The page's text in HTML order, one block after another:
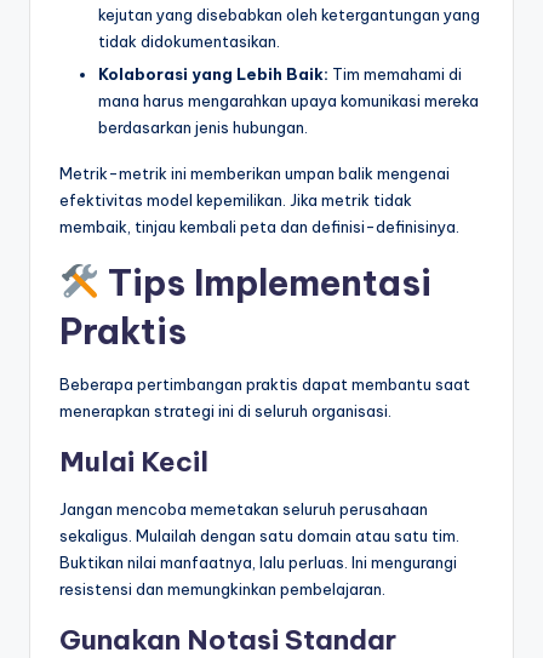
kejutan yang disebabkan oleh ketergantungan yang
tidak didokumentasikan.
Kolaborasi yang Lebih Baik: Tim memahami di
mana harus mengarahkan upaya komunikasi mereka
berdasarkan jenis hubungan.
Metrik-metrik ini memberikan umpan balik mengenai
efektivitas model kepemilikan. Jika metrik tidak
membaik, tinjau kembali peta dan definisi-definisinya.
Tips Implementasi
Praktis
Beberapa pertimbangan praktis dapat membantu saat
menerapkan strategi ini di seluruh organisasi.
Mulai Kecil
Jangan mencoba memetakan seluruh perusahaan
sekaligus. Mulailah dengan satu domain atau satu tim.
Buktikan nilai manfaatnya, lalu perluas. Ini mengurangi
resistensi dan memungkinkan pembelajaran.
Gunakan Notasi Standar